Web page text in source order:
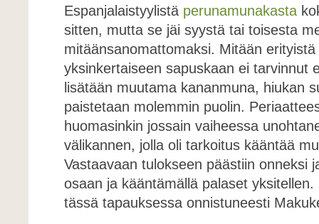
Espanjalaistyylistä perunamunakasta
sitten, mutta se jäi syystä tai toisesta
mitäänsanomattomaksi. Mitään
yksinkertaiseen sapuskaan ei tarvinnut
lisätään muutama kananmuna, hiukan
paistetaan molemmin puolin.
huomasinkin jossain vaiheessa
välikannen, jolla oli tarkoitus kääntää
Vastaavaan tulokseen päästiin onneksi
osaan ja kääntämällä palaset
tässä tapauksessa onnistuneesti